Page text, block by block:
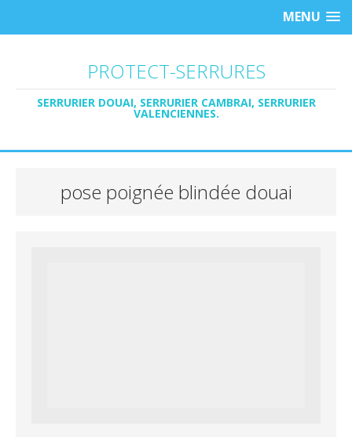
MENU
PROTECT-SERRURES
SERRURIER DOUAI, SERRURIER CAMBRAI, SERRURIER
VALENCIENNES.
pose poignée blindée douai